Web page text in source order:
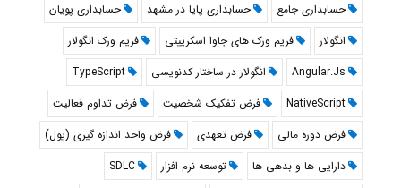
حسابداری جامع
حسابداری پایا در مشهد
حسابداری پویان
انگولار
فریم ورک های جاوا اسکریپتی
فریم ورک انگولار
Angular.Js
انگولار در ساختار کدنویسی
TypeScript
NativeScript
فرض تفکیک شخصیت
فرض تداوم فعالیت
فرض دوره مالی
فرض تعهدی
فرض واحد اندازه گیری (پول)
دارایی ها و بدهی ها
توسعه نرم افزار
SDLC